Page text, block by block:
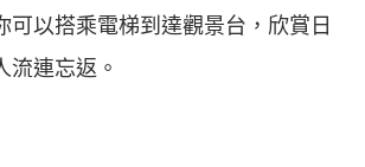
可以搭乘電梯到達觀景台，欣賞日
流連忘返。